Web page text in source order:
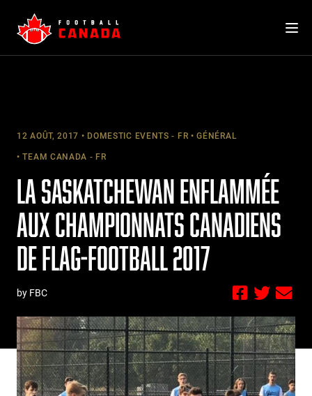
content
12 AOÛT, 2017 DOMESTIC EVENTS - FR GÉNÉRAL
TEAM CANADA - FR
LA SASKATCHEWAN ENFLAMMÉE
AUX CHAMPIONNATS CANADIENS
DE FLAG-FOOTBALL 2017
by FBC